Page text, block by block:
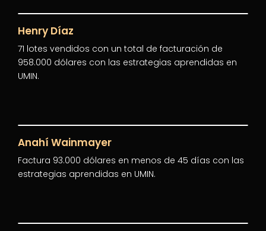
Henry Díaz
71 lotes vendidos con un total de facturación de
958.000 dólares con las estrategias aprendidas en
UMIN.
Anahí Wainmayer
Factura 93.000 dólares en menos de 45 días con las
estrategias aprendidas en UMIN.